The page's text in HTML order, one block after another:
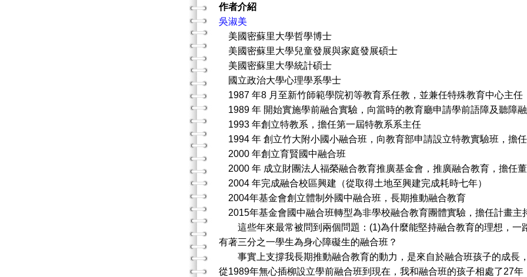
作者介紹
吳淑美
美國密蘇里大學哲學博士
美國密蘇里大學兒童發展與家庭發展碩士
美國密蘇里大學統計碩士
國立政治大學心理學系學士
1987 年8 月至新竹師範學院初等教育系任教，並兼任特殊教育中心主任
1989 年 開始實施學前融合實驗，向當時的教育廳申請學前語障及聽障
1993 年創立特教系，擔任第一屆特教系系主任
1994 年 創立竹大附小國小融合班，向教育部申請設立特教實驗班，擔
2000 年創立育賢國中融合班
2000 年 成立財團法人福榮融合教育推廣基金會，推廣融合教育，擔任
2004 年完成融合校區興建（從取得土地至興建完成耗時七年）
2004年基金會創立體制外國中融合班，長期推動融合教育
2015年基金會國中融合班轉型為非學校融合教育團體實驗，擔任計畫主
這些年來最常被問到兩個問題：(1)為什麼能堅持融合教育的理想，一
有著三分之一學生為身心障礙生的融合班？
事實上支撐我長期推動融合教育的動力，是來自於融合班孩子的成長
從1989年無心插柳設立學前融合班到現在，我和融合班的孩子相處了27